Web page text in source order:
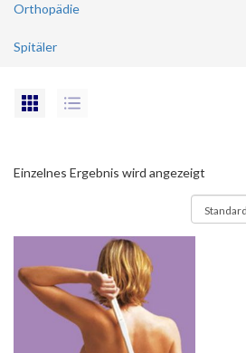
Orthopädie
Spitäler
Einzelnes Ergebnis wird angezeigt